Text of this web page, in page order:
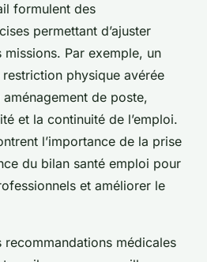
formulent des
permettant d’ajuster
missions. Par exemple, un
physique avérée
de poste,
et la continuité de l’emploi.
l’importance de la prise
du bilan santé emploi pour
et améliorer le
recommandations médicales